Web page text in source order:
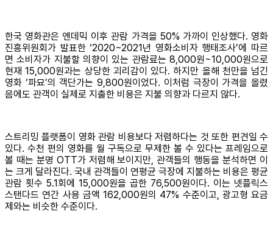
한국 영화관은 엔데믹 이후 관람 가격을 50% 가까이 인상했다. 영화
진흥위원회가 발표한 ‘2020~2021년 영화소비자 행태조사’에 따르
면 소비자가 지불할 의향이 있는 관람료는 8,000원~10,000원으로
현재 15,000원과는 상당한 괴리감이 있다. 하지만 올해 천만을 넘긴
영화 ‘파묘’의 객단가는 9,800원이었다. 이처럼 극장이 가격을 올렸
음에도 관객이 실제로 지출한 비용은 지불 의향과 다르지 않다.
스트리밍 플랫폼이 영화 관람 비용보다 저렴하다는 것 또한 편견일 수
있다. 수천 편의 영화를 월 구독으로 무제한 볼 수 있다는 프레임으로
볼 때는 분명 OTT가 저렴해 보이지만, 관객들의 행동을 분석하면 이
는 크게 달라진다. 국내 관객들이 연평균 극장에 지불하는 비용은 평균
관람 횟수 5.1회에 15,000원을 곱한 76,500원이다. 이는 넷플릭스
스탠다드 연간 사용 금액 162,000원의 47% 수준이고, 광고형 요금
제와는 비슷한 수준이다.